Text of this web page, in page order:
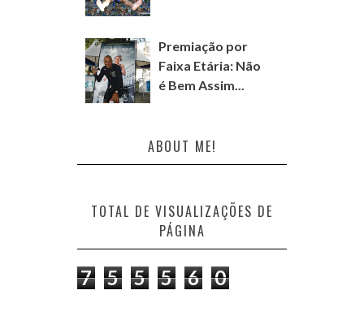
Premiação por
Faixa Etária: Não
é Bem Assim...
ABOUT ME!
TOTAL DE VISUALIZAÇÕES DE
PÁGINA
7 5 5 5 6 0